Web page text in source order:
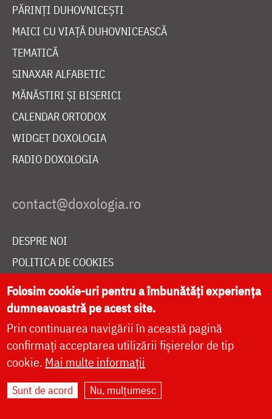
PĂRINȚI DUHOVNICEȘTI
MAICI CU VIAȚĂ DUHOVNICEASCĂ
TEMATICĂ
SINAXAR ALFABETIC
MĂNĂSTIRI ȘI BISERICI
CALENDAR ORTODOX
WIDGET DOXOLOGIA
RADIO DOXOLOGIA
DESPRE NOI
POLITICA DE COOKIES
DONEAZĂ ONLINE PENTRU CATEDRALA NAȚIONALĂ
LIVE
Site dezvoltat deDOXOLOGIA MEDIA
Arhiepiscopia Iașilor | ©
Folosim cookie-uri pentru a îmbunătăți experiența
dumneavoastră pe acest site.
Prin continuarea navigării în această pagină
confirmați acceptarea utilizării fișierelor de tip
cookie. Mai multe informații
Sunt de acord Nu, mulțumesc